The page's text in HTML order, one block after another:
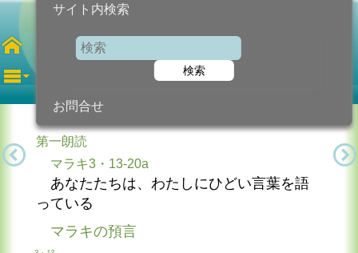
サイト内検索
検索
お問合せ
第27木曜日年間
第一朗読
マラキ3・13-20a
あなたたちは、わたしにひどい言葉を語
っている
マラキの預言